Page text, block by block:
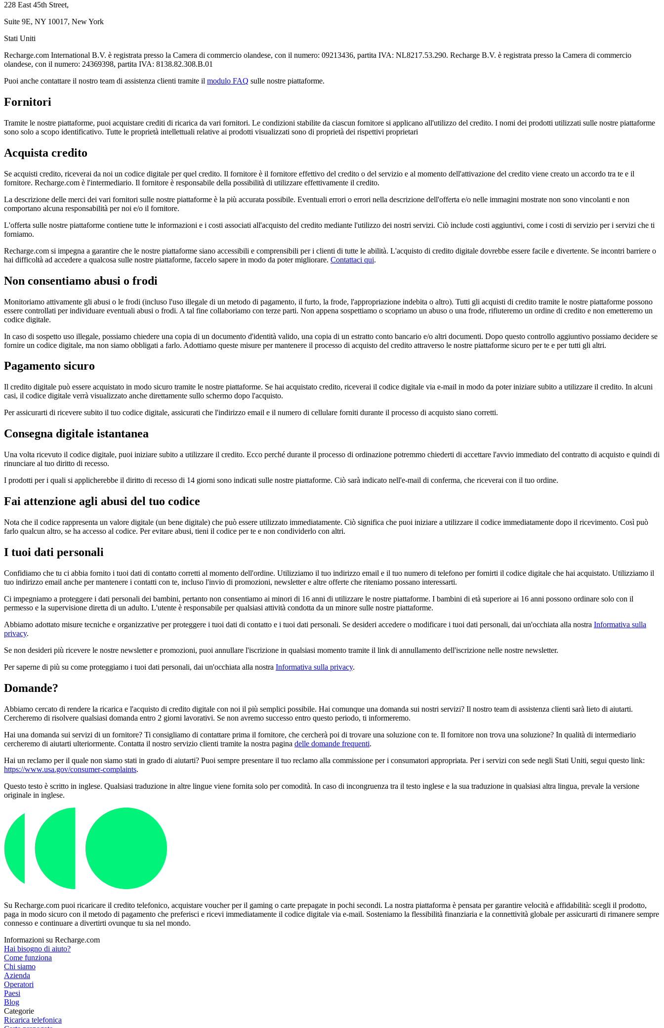
228 East 45th Street,
Suite 9E, NY 10017, New York
Stati Uniti
Recharge.com International B.V. è registrata presso la Camera di commercio olandese, con il numero: 09213436, partita IVA: NL8217.53.290. Recharge B.V. è registrata presso la Camera di commercio
olandese, con il numero: 24369398, partita IVA: 8138.82.308.B.01
Puoi anche contattare il nostro team di assistenza clienti tramite il modulo FAQ sulle nostre piattaforme.
Fornitori
Tramite le nostre piattaforme, puoi acquistare crediti di ricarica da vari fornitori. Le condizioni stabilite da ciascun fornitore si applicano all'utilizzo del credito. I nomi dei prodotti utilizzati sulle nostre piattaforme
sono solo a scopo identificativo. Tutte le proprietà intellettuali relative ai prodotti visualizzati sono di proprietà dei rispettivi proprietari
Acquista credito
Se acquisti credito, riceverai da noi un codice digitale per quel credito. Il fornitore è il fornitore effettivo del credito o del servizio e al momento dell'attivazione del credito viene creato un accordo tra te e il
fornitore. Recharge.com è l'intermediario. Il fornitore è responsabile della possibilità di utilizzare effettivamente il credito.
La descrizione delle merci dei vari fornitori sulle nostre piattaforme è la più accurata possibile. Eventuali errori o errori nella descrizione dell'offerta e/o nelle immagini mostrate non sono vincolanti e non
comportano alcuna responsabilità per noi e/o il fornitore.
L'offerta sulle nostre piattaforme contiene tutte le informazioni e i costi associati all'acquisto del credito mediante l'utilizzo dei nostri servizi. Ciò include costi aggiuntivi, come i costi di servizio per i servizi che ti
forniamo.
Recharge.com si impegna a garantire che le nostre piattaforme siano accessibili e comprensibili per i clienti di tutte le abilità. L'acquisto di credito digitale dovrebbe essere facile e divertente. Se incontri barriere o
hai difficoltà ad accedere a qualcosa sulle nostre piattaforme, faccelo sapere in modo da poter migliorare. Contattaci qui.
Non consentiamo abusi o frodi
Monitoriamo attivamente gli abusi o le frodi (incluso l'uso illegale di un metodo di pagamento, il furto, la frode, l'appropriazione indebita o altro). Tutti gli acquisti di credito tramite le nostre piattaforme possono
essere controllati per individuare eventuali abusi o frodi. A tal fine collaboriamo con terze parti. Non appena sospettiamo o scopriamo un abuso o una frode, rifiuteremo un ordine di credito e non emetteremo un
codice digitale.
In caso di sospetto uso illegale, possiamo chiedere una copia di un documento d'identità valido, una copia di un estratto conto bancario e/o altri documenti. Dopo questo controllo aggiuntivo possiamo decidere se
fornire un codice digitale, ma non siamo obbligati a farlo. Adottiamo queste misure per mantenere il processo di acquisto del credito attraverso le nostre piattaforme sicuro per te e per tutti gli altri.
Pagamento sicuro
Il credito digitale può essere acquistato in modo sicuro tramite le nostre piattaforme. Se hai acquistato credito, riceverai il codice digitale via e-mail in modo da poter iniziare subito a utilizzare il credito. In alcuni
casi, il codice digitale verrà visualizzato anche direttamente sullo schermo dopo l'acquisto.
Per assicurarti di ricevere subito il tuo codice digitale, assicurati che l'indirizzo email e il numero di cellulare forniti durante il processo di acquisto siano corretti.
Consegna digitale istantanea
Una volta ricevuto il codice digitale, puoi iniziare subito a utilizzare il credito. Ecco perché durante il processo di ordinazione potremmo chiederti di accettare l'avvio immediato del contratto di acquisto e quindi di
rinunciare al tuo diritto di recesso.
I prodotti per i quali si applicherebbe il diritto di recesso di 14 giorni sono indicati sulle nostre piattaforme. Ciò sarà indicato nell'e-mail di conferma, che riceverai con il tuo ordine.
Fai attenzione agli abusi del tuo codice
Nota che il codice rappresenta un valore digitale (un bene digitale) che può essere utilizzato immediatamente. Ciò significa che puoi iniziare a utilizzare il codice immediatamente dopo il ricevimento. Così può
farlo qualcun altro, se ha accesso al codice. Per evitare abusi, tieni il codice per te e non condividerlo con altri.
I tuoi dati personali
Confidiamo che tu ci abbia fornito i tuoi dati di contatto corretti al momento dell'ordine. Utilizziamo il tuo indirizzo email e il tuo numero di telefono per fornirti il codice digitale che hai acquistato. Utilizziamo il
tuo indirizzo email anche per mantenere i contatti con te, incluso l'invio di promozioni, newsletter e altre offerte che riteniamo possano interessarti.
Ci impegniamo a proteggere i dati personali dei bambini, pertanto non consentiamo ai minori di 16 anni di utilizzare le nostre piattaforme. I bambini di età superiore ai 16 anni possono ordinare solo con il
permesso e la supervisione diretta di un adulto. L'utente è responsabile per qualsiasi attività condotta da un minore sulle nostre piattaforme.
Abbiamo adottato misure tecniche e organizzative per proteggere i tuoi dati di contatto e i tuoi dati personali. Se desideri accedere o modificare i tuoi dati personali, dai un'occhiata alla nostra Informativa sulla
privacy.
Se non desideri più ricevere le nostre newsletter e promozioni, puoi annullare l'iscrizione in qualsiasi momento tramite il link di annullamento dell'iscrizione nelle nostre newsletter.
Per saperne di più su come proteggiamo i tuoi dati personali, dai un'occhiata alla nostra Informativa sulla privacy.
Domande?
Abbiamo cercato di rendere la ricarica e l'acquisto di credito digitale con noi il più semplici possibile. Hai comunque una domanda sui nostri servizi? Il nostro team di assistenza clienti sarà lieto di aiutarti.
Cercheremo di risolvere qualsiasi domanda entro 2 giorni lavorativi. Se non avremo successo entro questo periodo, ti informeremo.
Hai una domanda sui servizi di un fornitore? Ti consigliamo di contattare prima il fornitore, che cercherà poi di trovare una soluzione con te. Il fornitore non trova una soluzione? In qualità di intermediario
cercheremo di aiutarti ulteriormente. Contatta il nostro servizio clienti tramite la nostra pagina delle domande frequenti.
Hai un reclamo per il quale non siamo stati in grado di aiutarti? Puoi sempre presentare il tuo reclamo alla commissione per i consumatori appropriata. Per i servizi con sede negli Stati Uniti, segui questo link:
https://www.usa.gov/consumer-complaints.
Questo testo è scritto in inglese. Qualsiasi traduzione in altre lingue viene fornita solo per comodità. In caso di incongruenza tra il testo inglese e la sua traduzione in qualsiasi altra lingua, prevale la versione
originale in inglese.
Su Recharge.com puoi ricaricare il credito telefonico, acquistare voucher per il gaming o carte prepagate in pochi secondi. La nostra piattaforma è pensata per garantire velocità e affidabilità: scegli il prodotto,
paga in modo sicuro con il metodo di pagamento che preferisci e ricevi immediatamente il codice digitale via e-mail. Sosteniamo la flessibilità finanziaria e la connettività globale per assicurarti di rimanere sempre
connesso e continuare a divertirti ovunque tu sia nel mondo.
Informazioni su Recharge.com
Hai bisogno di aiuto?
Come funziona
Chi siamo
Azienda
Operatori
Paesi
Blog
Categorie
Ricarica telefonica